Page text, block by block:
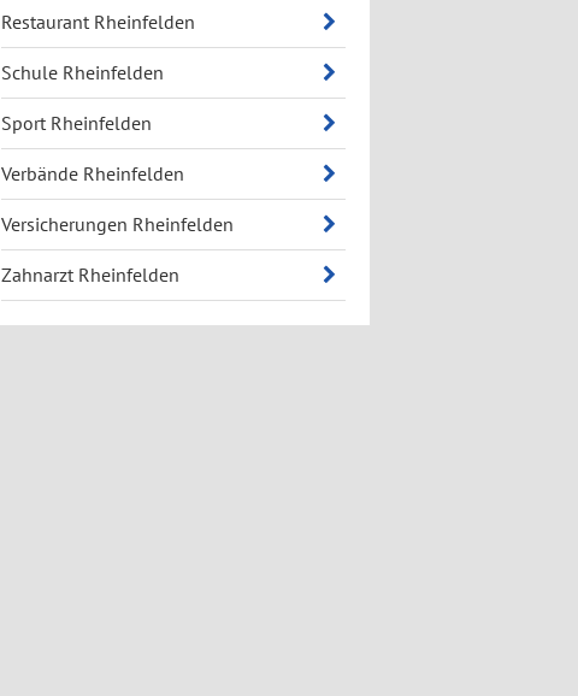
Restaurant Rheinfelden
Schule Rheinfelden
Sport Rheinfelden
Verbände Rheinfelden
Versicherungen Rheinfelden
Zahnarzt Rheinfelden